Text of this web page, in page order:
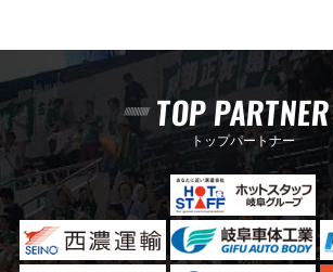
TOP PARTNER
トップパートナー